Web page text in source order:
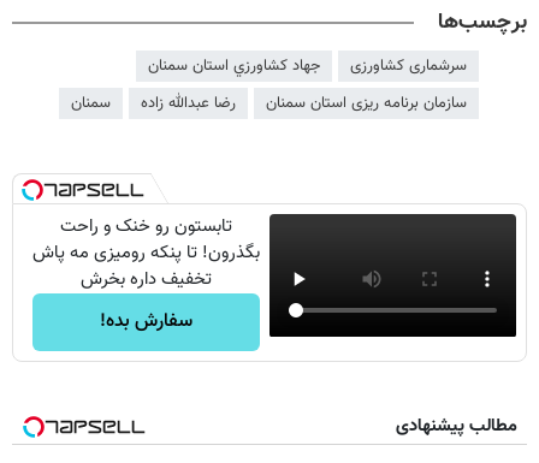
برچسب‌ها
سرشماری کشاورزی
جهاد كشاورزي استان سمنان
سازمان برنامه ریزی استان سمنان
رضا عبدالله زاده سمنان
تابستون رو خنک و راحت
بگذرون! تا پنکه رومیزی مه پاش
تخفیف داره بخرش
سفارش بده!
مطالب پیشنهادی